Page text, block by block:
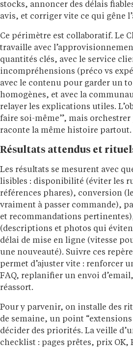
stocks, annoncer des délais
avis, et corriger vite ce qui gêne
Ce périmètre est collaboratif. Le
travaille avec
quantités clés, avec le service
incompréhensions (préco vs
avec le contenu pour garder un
homogènes, et avec la
relayer les explications utiles.
faire soi-même”, mais orchestrer
raconte la même histoire partout.
Résultats attendus et
Les résultats se mesurent avec
lisibles : disponibilité (éviter les
références phares), conversion
vraiment à passer commande),
et recommandations
(descriptions et photos qui
délai de mise en ligne (vitesse
une nouveauté). Suivre ces
permet d’ajuster vite : renforcer
FAQ, replanifier un envoi
réassort.
Pour y parvenir, on installe des
de semaine, un point
décider des priorités. La veille
checklist : pages prêtes, prix OK,